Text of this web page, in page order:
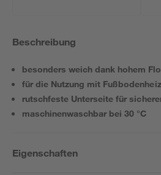
Beschreibung
besonders weich dank hohem
für die Nutzung mit
rutschfeste Unterseite für
maschinenwaschbar bei 30 °C
Eigenschaften